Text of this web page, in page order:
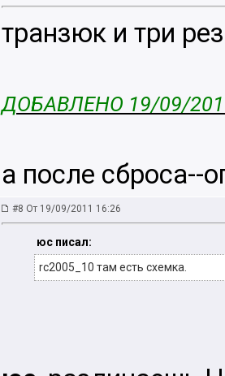
транзюк и три
ДОБАВЛЕНО 19/09/
а после сброса--
#8 От 19/09/2011 16:26
юс писал:
rc2005_10 там есть схемка.